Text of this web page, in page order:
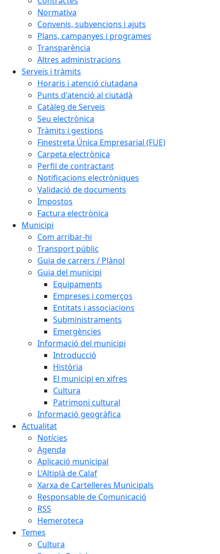
Normativa
Convenis, subvencions i ajuts
Plans, campanyes i programes
Transparència
Altres administracions
Serveis i tràmits
Horaris i atenció ciutadana
Punts d'atenció al ciutadà
Catàleg de Serveis
Seu electrònica
Tràmits i gestions
Finestreta Única Empresarial (FUE)
Carpeta electrònica
Perfil de contractant
Notificacions electròniques
Validació de documents
Impostos
Factura electrònica
Municipi
Com arribar-hi
Transport públic
Guia de carrers / Plànol
Guia del municipi
Equipaments
Empreses i comerços
Entitats i associacions
Subministraments
Emergències
Informació del municipi
Introducció
Història
El municipi en xifres
Cultura
Patrimoni cultural
Informació geogràfica
Actualitat
Notícies
Agenda
Aplicació municipal
L'Altiplà de Calaf
Xarxa de Cartelleres Municipals
Responsable de Comunicació
RSS
Hemeroteca
Temes
Cultura